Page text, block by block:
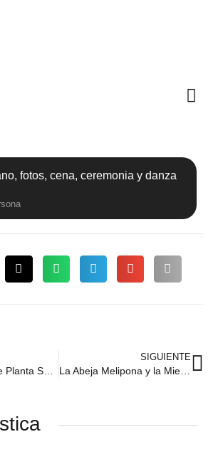
fotos, cena, ceremonia y danza
SIGUIENTE
La Abeja Melipona y la Miel Sagrada: Tradiciones Apícolas en Zazil Tunich